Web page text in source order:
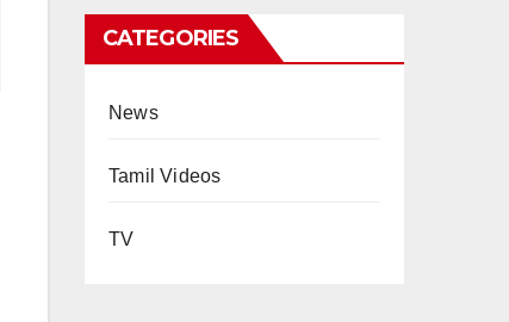
CATEGORIES
News
Tamil Videos
TV